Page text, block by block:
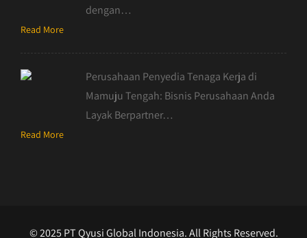
dengan…
Read More
Perusahaan Penyedia Tenaga Kerja di
Mamuju Tengah: Bisnis Perusahaan Anda
Layak Berpartner…
Read More
© 2025 PT Qyusi Global Indonesia. All Rights Reserved.